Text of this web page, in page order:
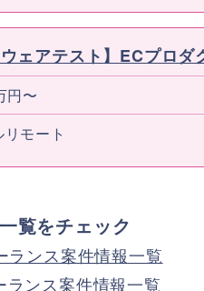
ウェアテスト】ECプロ
円〜
リモート
覧をチェック
ランス案件情報一覧
ランス案件情報一覧